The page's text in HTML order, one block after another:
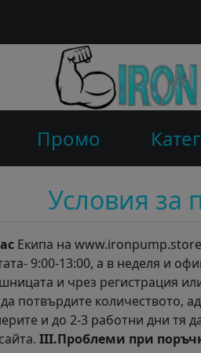
Промо
Условия за
Екипа на
9:00-13:00, а в неделя и
и чрез регистрация
потвърдите количеството,
и до 2-3 работни дни тя
III.Проблеми при